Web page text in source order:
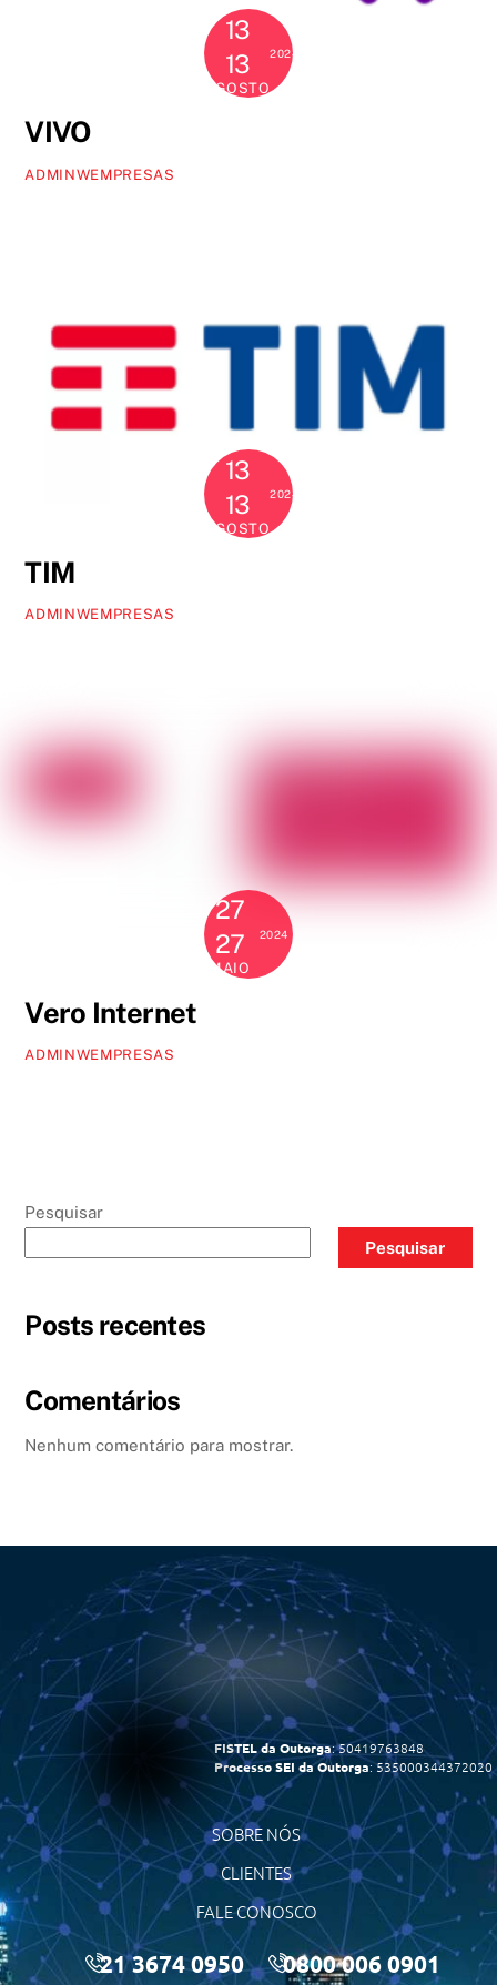
13
13
AGOSTO
2024
VIVO
ADMINWEMPRESAS
13
13
AGOSTO
2024
TIM
ADMINWEMPRESAS
27
27
MAIO
2024
Vero Internet
ADMINWEMPRESAS
Pesquisar
Pesquisar
Posts recentes
Comentários
Nenhum comentário para mostrar.
FISTEL da Outorga: 50419763848
Processo SEI da Outorga: 535000344372020
SOBRE NÓS
CLIENTES
FALE CONOSCO
21 3674 0950 0800 006 0901